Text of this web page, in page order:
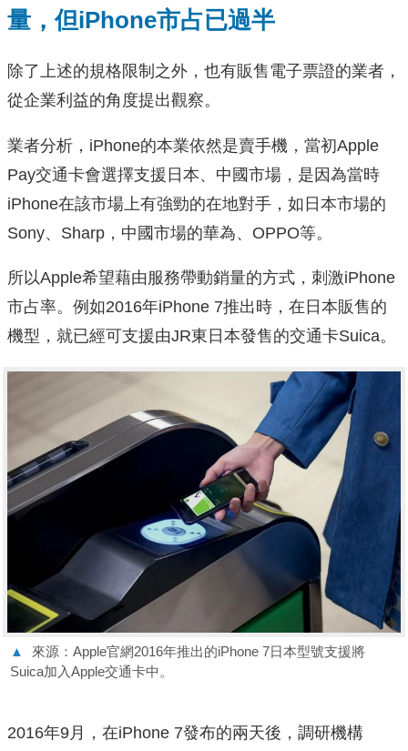
量，但iPhone市占已過半
除了上述的規格限制之外，也有販售電子票證的業者，
從企業利益的角度提出觀察。
業者分析，iPhone的本業依然是賣手機，當初Apple
Pay交通卡會選擇支援日本、中國市場，是因為當時
iPhone在該市場上有強勁的在地對手，如日本市場的
Sony、Sharp，中國市場的華為、OPPO等。
所以Apple希望藉由服務帶動銷量的方式，刺激iPhone
市占率。例如2016年iPhone 7推出時，在日本販售的
機型，就已經可支援由JR東日本發售的交通卡Suica。
▲
來源：Apple官網2016年推出的iPhone 7日本型號支援將
Suica加入Apple交通卡中。
2016年9月，在iPhone 7發布的兩天後，調研機構